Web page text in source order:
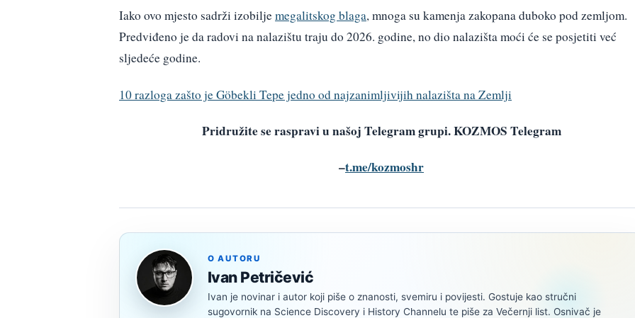
Iako ovo mjesto sadrži izobiljemegalitskog blaga, mnoga su kamenja zakopana duboko pod zemljom.
Predviđeno je da radovi na nalazištu traju do 2026. godine, no dio nalazišta moći će se posjetiti već
sljedeće godine.
10 razloga zašto je Göbekli Tepe jedno od najzanimljivijih nalazišta na Zemlji
Pridružite se raspravi u našoj Telegram grupi. KOZMOS Telegram
–t.me/kozmoshr
O AUTORU
Ivan Petričević
Ivan je novinar i autor koji piše o znanosti, svemiru i povijesti. Gostuje kao stručni
sugovornik na Science Discovery i History Channelu te piše za Večernji list. Osnivač je